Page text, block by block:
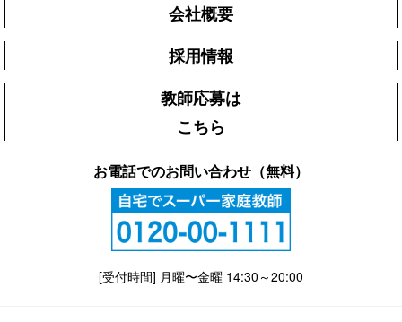
会社概要
採用情報
教師応募は
こちら
お電話でのお問い合わせ（無料）
[受付時間] 月曜〜金曜 14:30～20:00